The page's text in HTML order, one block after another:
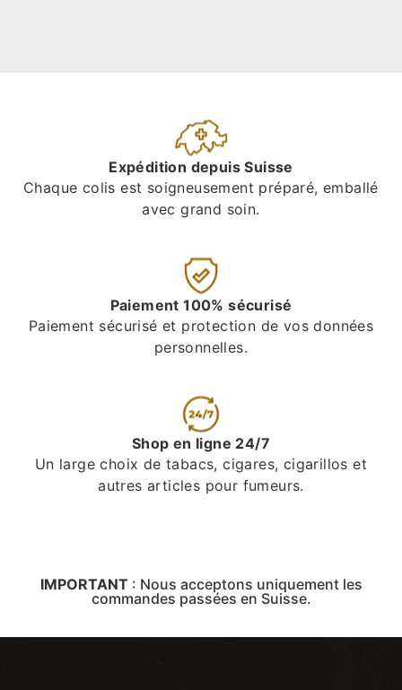
Expédition depuis Suisse
Chaque colis est soigneusement préparé, emballé
avec grand soin.
Paiement 100% sécurisé
Paiement sécurisé et protection de vos données
personnelles.
Shop en ligne 24/7
Un large choix de tabacs, cigares, cigarillos et
autres articles pour fumeurs.
IMPORTANT : Nous acceptons uniquement les
commandes passées en Suisse.